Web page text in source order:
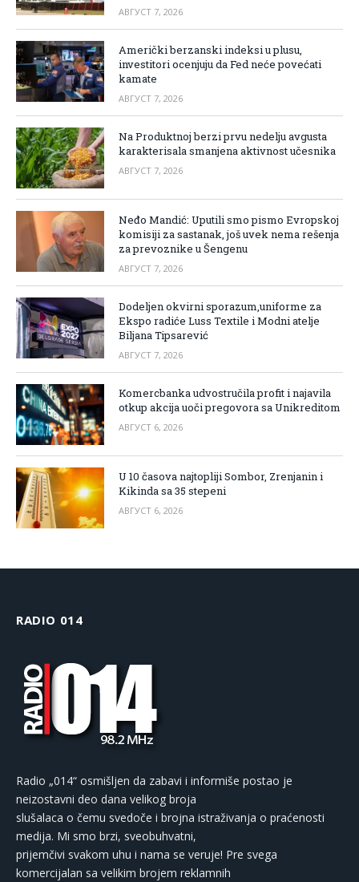
АВГУСТ 7, 2026
Američki berzanski indeksi u plusu,
investitori ocenjuju da Fed neće povećati
kamate
АВГУСТ 7, 2026
Na Produktnoj berzi prvu nedelju avgusta
karakterisala smanjena aktivnost učesnika
АВГУСТ 7, 2026
Neđo Mandić: Uputili smo pismo Evropskoj
komisiji za sastanak, još uvek nema rešenja
za prevoznike u Šengenu
АВГУСТ 7, 2026
Dodeljen okvirni sporazum,uniforme za
Ekspo radiće Luss Textile i Modni atelje
Biljana Tipsarević
АВГУСТ 7, 2026
Komercbanka udvostručila profit i najavila
otkup akcija uoči pregovora sa Unikreditom
АВГУСТ 6, 2026
U 10 časova najtopliji Sombor, Zrenjanin i
Kikinda sa 35 stepeni
АВГУСТ 6, 2026
RADIO 014
Radio „014“ osmišljen da zabavi i informiše postao je
neizostavni deo dana velikog broja
slušalaca o čemu svedoče i brojna istraživanja o praćenosti
medija. Mi smo brzi, sveobuhvatni,
prijemčivi svakom uhu i nama se veruje! Pre svega
komercijalan sa velikim brojem reklamnih